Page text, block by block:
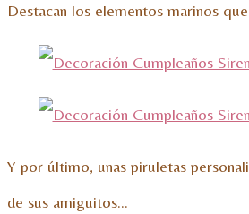
Destacan los elementos marinos
Y por último, unas piruletas
de sus amiguitos…